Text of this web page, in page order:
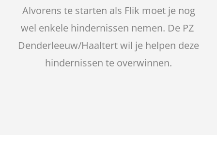
Alvorens te starten als Flik moet je nog
wel enkele hindernissen nemen. De PZ
Denderleeuw/Haaltert wil je helpen deze
hindernissen te overwinnen.